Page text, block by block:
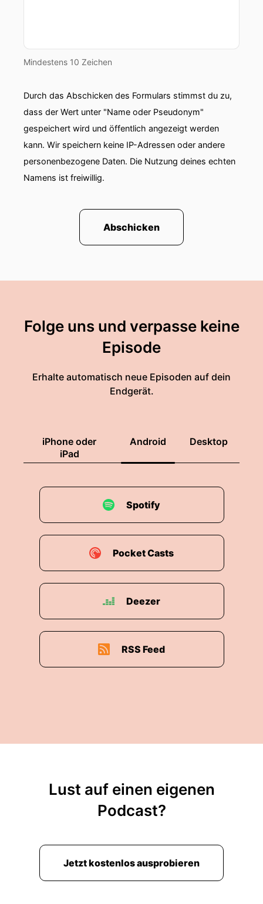
Mindestens 10 Zeichen
Durch das Abschicken des Formulars stimmst du zu,
dass der Wert unter "Name oder Pseudonym"
gespeichert wird und öffentlich angezeigt werden
kann. Wir speichern keine IP-Adressen oder andere
personenbezogene Daten. Die Nutzung deines echten
Namens ist freiwillig.
Abschicken
Folge uns und verpasse keine
Episode
Erhalte automatisch neue Episoden auf dein
Endgerät.
iPhone oder
iPad
Android Desktop
Spotify
Pocket Casts
Deezer
RSS Feed
Lust auf einen eigenen
Podcast?
Jetzt kostenlos ausprobieren